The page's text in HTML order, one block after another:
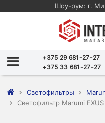
Шоу-рум: г.
+375 29 681-27-27
+375 33 681-27-27
Светофильтры
Светофильтр Marumi